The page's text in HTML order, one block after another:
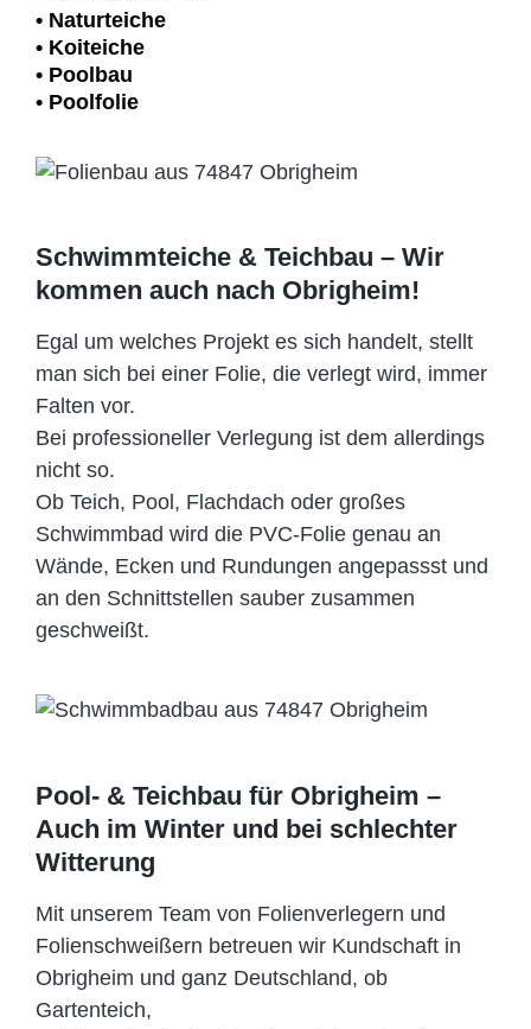
• Naturteiche
• Koiteiche
• Poolbau
• Poolfolie
Schwimmteiche & Teichbau – Wir
kommen auch nach Obrigheim!
Egal um welches Projekt es sich handelt, stellt
man sich bei einer Folie, die verlegt wird, immer
Falten vor.
Bei professioneller Verlegung ist dem allerdings
nicht so.
Ob Teich, Pool, Flachdach oder großes
Schwimmbad wird die PVC-Folie genau an
Wände, Ecken und Rundungen angepassst und
an den Schnittstellen sauber zusammen
geschweißt.
Pool- & Teichbau für Obrigheim –
Auch im Winter und bei schlechter
Witterung
Mit unserem Team von Folienverlegern und
Folien­schweißern betreuen wir Kundschaft in
Obrigheim und ganz Deutschland, ob
Gartenteich,